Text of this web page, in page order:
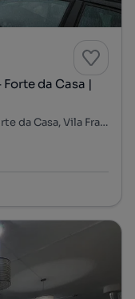
da Casa |
Forte da Casa, Póvoa de Santa Iria e Forte da Casa, Vila Franca de Xira, Lisboa